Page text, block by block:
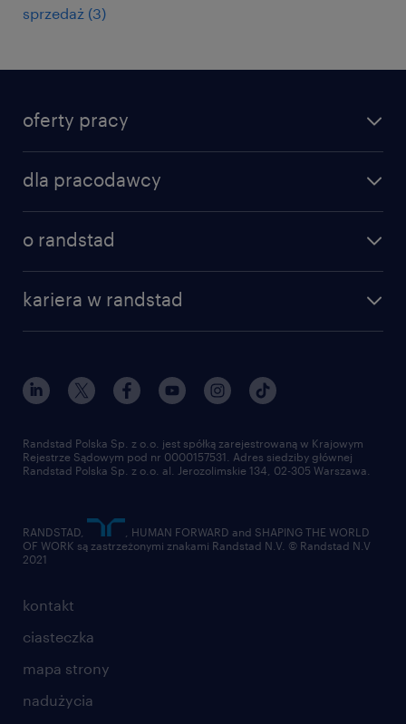
sprzedaż (3)
oferty pracy
specjalizacje
praca w amazon
dla pracodawcy
o randstad
dla mediów
dla dostawców
kariera w randstad
nasz świat
pracuj w randstad
złóż CV
kontakt
ciasteczka
mapa strony
nadużycia
Randstad Polska Sp. z o.o. jest spółką zarejestrowaną w Krajowym
Rejestrze Sądowym pod nr 0000157531. Adres siedziby głównej
Randstad Polska Sp. z o.o. al. Jerozolimskie 134, 02-305 Warszawa.
RANDSTAD,
, HUMAN FORWARD and SHAPING THE WORLD
OF WORK są zastrzeżonymi znakami Randstad N.V. © Randstad N.V
2021